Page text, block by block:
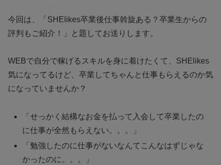
今回は、「SHElikes卒業後仕事斡旋ある？卒業生からの
評判もご紹介！」と題してお送りします。
WEBで自分で稼げるスキルを身に着けたくて、SHElikes
気になってるけど、卒業してちゃんと仕事もらえるのか気
になっていませんか？
「せっかく結構なお金を払って入会して卒業したの
に仕事が全然もらえない。。。」
「勉強したのに仕事がないなんてこんなはずじゃな
かったのに。。。」